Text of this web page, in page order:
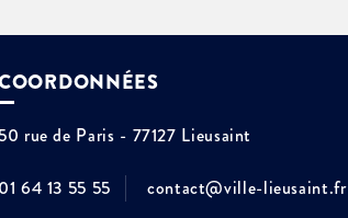
50 rue de Paris - 77127 Lieusaint
01 64 13 55 55 contact@ville-lieusaint.fr